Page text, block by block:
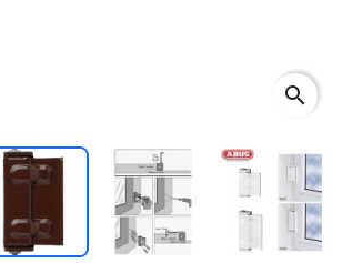
search